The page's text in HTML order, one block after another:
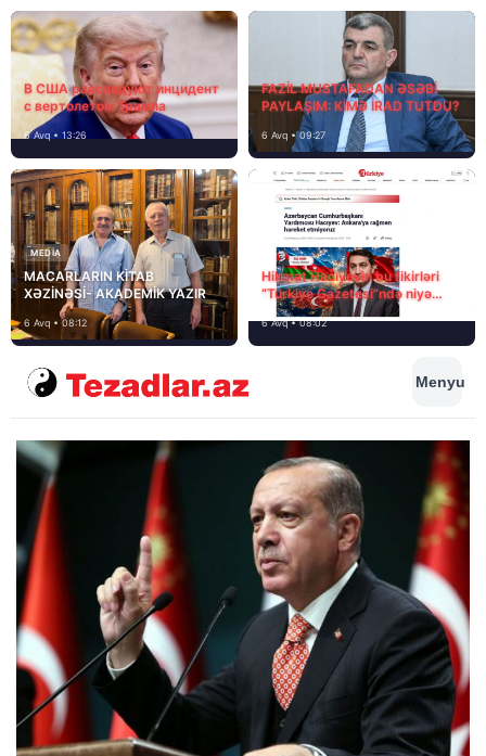
В США расследуют инцидент
с вертолетом Трампа
6 Avq • 13:26
FAZİL MUSTAFADAN ƏSƏBİ
PAYLAŞIM: KİMƏ İRAD TUTDU?
6 Avq • 09:27
MEDİA
MACARLARIN KİTAB
XƏZİNƏSİ- AKADEMİK YAZIR
6 Avq • 08:12
Hikmət Hacıyevin bu fikirləri
“Türkiye Gazetesi”ndə niyə
təhrif edilib?
6 Avq • 08:02
Menyu